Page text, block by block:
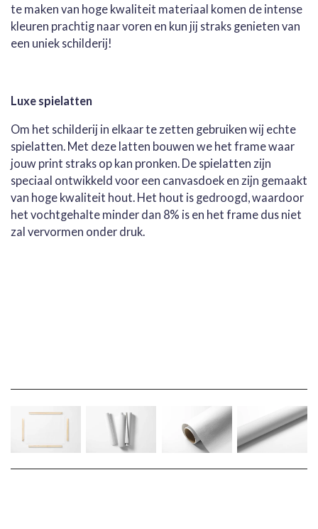
te maken van hoge kwaliteit materiaal komen de intense
kleuren prachtig naar voren en kun jij straks genieten van
een uniek schilderij!
Luxe spielatten
Om het schilderij in elkaar te zetten gebruiken wij echte
spielatten. Met deze latten bouwen we het frame waar
jouw print straks op kan pronken. De spielatten zijn
speciaal ontwikkeld voor een canvasdoek en zijn gemaakt
van hoge kwaliteit hout. Het hout is gedroogd, waardoor
het vochtgehalte minder dan 8% is en het frame dus niet
zal vervormen onder druk.